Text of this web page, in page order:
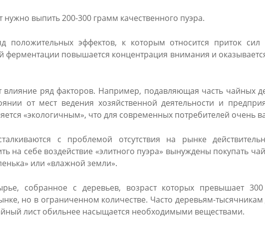
нужно выпить 200-300 грамм качественного пуэра.
положительных эффектов, к которым относится приток
ферментации повышается концентрация внимания и
влияние ряд факторов. Например, подавляющая часть чайных
от мест ведения хозяйственной деятельности и
«экологичным», что для современных потребителей очень
с проблемой отсутствия на рынке
на себе воздействие «элитного пуэра» вынуждены покупать
или «влажной земли».
собранное с деревьев, возраст которых превышает
но в ограниченном количестве. Часто деревьям-
лист обильнее насыщается необходимыми веществами.